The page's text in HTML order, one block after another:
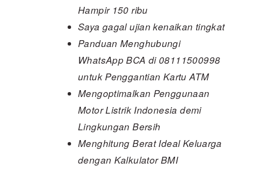
Hampir 150 ribu
Saya gagal ujian kenaikan tingkat
Panduan Menghubungi
WhatsApp BCA di 08111500998
untuk Penggantian Kartu ATM
Mengoptimalkan Penggunaan
Motor Listrik Indonesia demi
Lingkungan Bersih
Menghitung Berat Ideal Keluarga
dengan Kalkulator BMI